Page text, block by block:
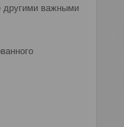
другими важными